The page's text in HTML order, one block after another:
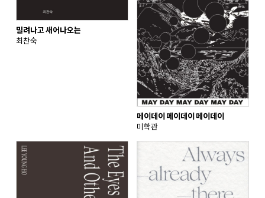
밀려나고 새어나오는
최찬숙
메이데이 메이데이 메이데이
미학관